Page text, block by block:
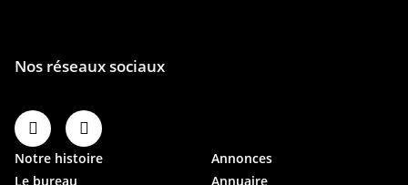
Notre histoire
Le bureau
Annonces
Annuaire